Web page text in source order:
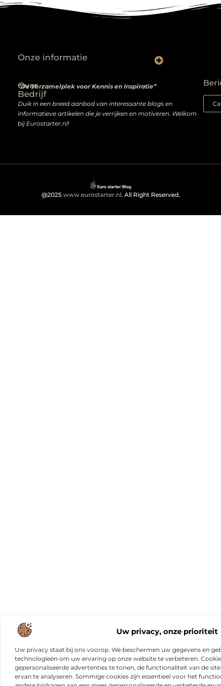
Uw privacy, onze prioriteit
Uw privacy staat bij ons voorop. We beschermen uw gegevens en
technologieën om uw ervaring op onze website te verbeteren.
gepersonaliseerde advertenties te tonen, de functionaliteit van de
ervan te analyseren. Sommige cookies zijn essentieel voor het
Over
Bedrijf
“De Verzamelplek voor Kennis en Inspiratie”
Duik in een breed aanbod van interessante blogs en
informatieve artikelen die je verrijken en motiveren. Welkom
bij Eurostarter.nl!
Onze informatie
@2025 www.eurostarter.nl. All Right Reserved.